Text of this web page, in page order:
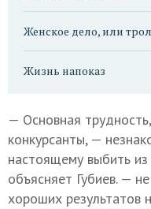
Женское дело, или
Жизнь напоказ
— Основная
конкурсанты, —
настоящему выбить
объясняет Губиев. —
хороших результатов